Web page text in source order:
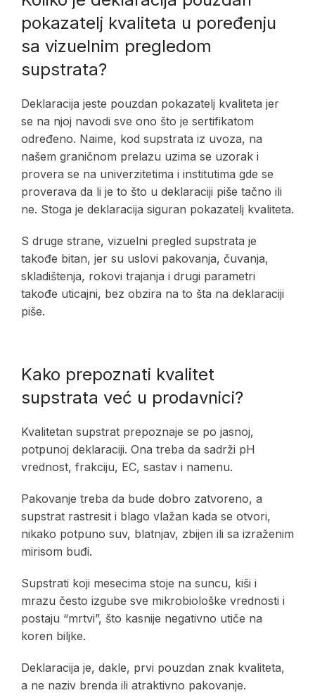
pokazatelj kvaliteta u poređenju
sa vizuelnim pregledom
supstrata?
Deklaracija jeste pouzdan pokazatelj kvaliteta jer
se na njoj navodi sve ono što je sertifikatom
određeno. Naime, kod supstrata iz uvoza, na
našem graničnom prelazu uzima se uzorak i
provera se na univerzitetima i institutima gde se
proverava da li je to što u deklaraciji piše tačno ili
ne. Stoga je deklaracija siguran pokazatelj kvaliteta.
S druge strane, vizuelni pregled supstrata je
takođe bitan, jer su uslovi pakovanja, čuvanja,
skladištenja, rokovi trajanja i drugi parametri
takođe uticajni, bez obzira na to šta na deklaraciji
piše.
Kako prepoznati kvalitet
supstrata već u prodavnici?
Kvalitetan supstrat prepoznaje se po jasnoj,
potpunoj deklaraciji. Ona treba da sadrži pH
vrednost, frakciju, EC, sastav i namenu.
Pakovanje treba da bude dobro zatvoreno, a
supstrat rastresit i blago vlažan kada se otvori,
nikako potpuno suv, blatnjav, zbijen ili sa izraženim
mirisom buđi.
Supstrati koji mesecima stoje na suncu, kiši i
mrazu često izgube sve mikrobiološke vrednosti i
postaju “mrtvi”, što kasnije negativno utiče na
koren biljke.
Deklaracija je, dakle, prvi pouzdan znak kvaliteta,
a ne naziv brenda ili atraktivno pakovanje.